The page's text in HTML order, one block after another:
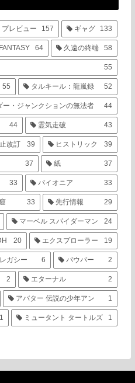
プレビュー 157 ギャグ 133
64 久遠の終端 58
55
55 タルキール：龍嵐録 52
・ジャンクションの無法者 44
44 霊気走破 43
改訂 39 ヒストリック 39
37 紙 37
33 パイオニア 33
33 先行情報 29
マーベル スパイダーマン 24
20 エクスプローラー 19
レガシー 6 パウパー 2
2 エターナル 2
アバター 伝説の少年アン 1
1 ミュータント タートルズ 1